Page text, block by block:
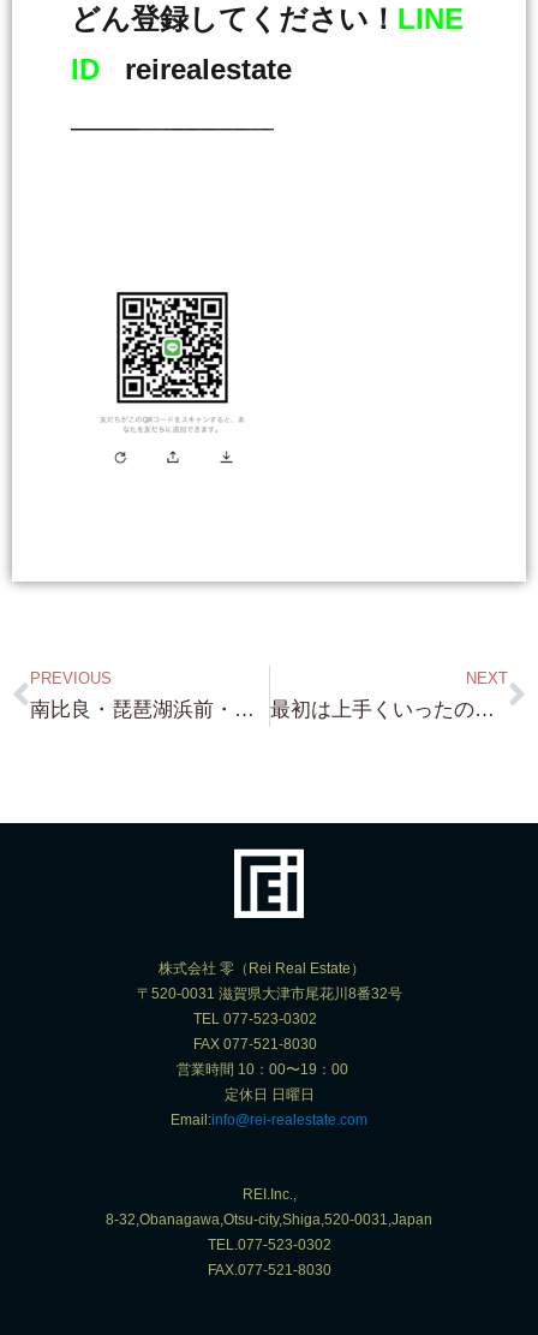
どん登録してください！ LINE
ID reirealestate
PREVIOUS
南比良・琵琶湖浜前・約150坪・言わずと知れた ”絶景スポット” 別荘には最適な 土地です！
NEXT
最初は上手くいったのに（笑）どうしても 動画の掲載がうまくいかない（笑）
株式会社 零（Rei Real Estate）
〒520-0031 滋賀県大津市尾花川8番32号
TEL 077-523-0302
FAX 077-521-8030
営業時間 10：00〜19：00
定休日 日曜日
Email:info@rei-realestate.com
REI.Inc.,
8-32,Obanagawa,Otsu-city,Shiga,520-0031,Japan
TEL.077-523-0302
FAX.077-521-8030